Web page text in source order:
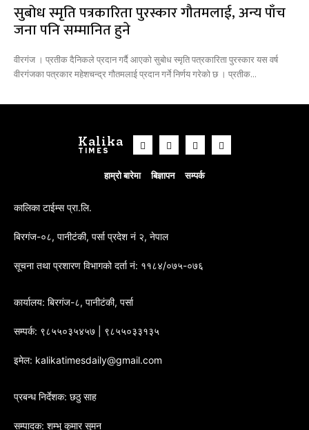
सुबोध स्मृति पत्रकारिता पुरस्कार गौतमलाई, अन्य पाँच
जना पनि सम्मानित हुने
वीरगंज । प्रतीक दैनिकले प्रदान गर्दै आएको सुबोध स्मृति पत्रकारिता पुरस्कार यस वर्ष
वीरगंजका पत्रकार महेशचन्द्र गौतमलाई प्रदान गर्ने निर्णय गरेको छ । प्रतीक...
Kalika
TIMES
हाम्रो बारेमा बिज्ञापन सम्पर्क
कालिका टाईम्स प्रा.लि.
बिरगंज-०८, पानीटंकी, पर्सा प्रदेश नं २, नेपाल
सूचना तथा प्रशारण विभागको दर्ता नं: ११८४/०७५-०७६
कार्यालय: बिरगंज-८, पानीटंकी, पर्सा
सम्पर्क: ९८५५०३५४५७ | ९८५५०३३१३५
इमेल: kalikatimesdaily@gmail.com
प्रबन्ध निर्देशक: छठु साह
सम्पादक: शम्भु कुमार सुमन